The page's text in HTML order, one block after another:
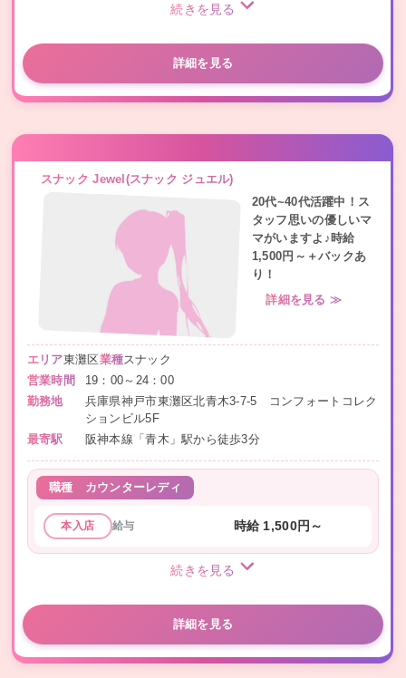
続きを見る
詳細を見る
スナック Jewel(スナック ジュエル)
20代~40代活躍中！ス
タッフ思いの優しいマ
マがいますよ♪時給
1,500円～＋バックあ
り！
詳細を見る ≫
エリア東灘区業種スナック
営業時間
19：00～24：00
勤務地
兵庫県神戸市東灘区北青木3-7-5 コンフォートコレク
ションビル5F
最寄駅
阪神本線「青木」駅から徒歩3分
職種 カウンターレディ
本入店 給与 時給 1,500円～
続きを見る
詳細を見る